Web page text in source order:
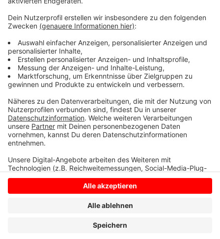
Bistums Münster. Es soll am Montag in zwei Wochen
vorliegen.
Anzeige